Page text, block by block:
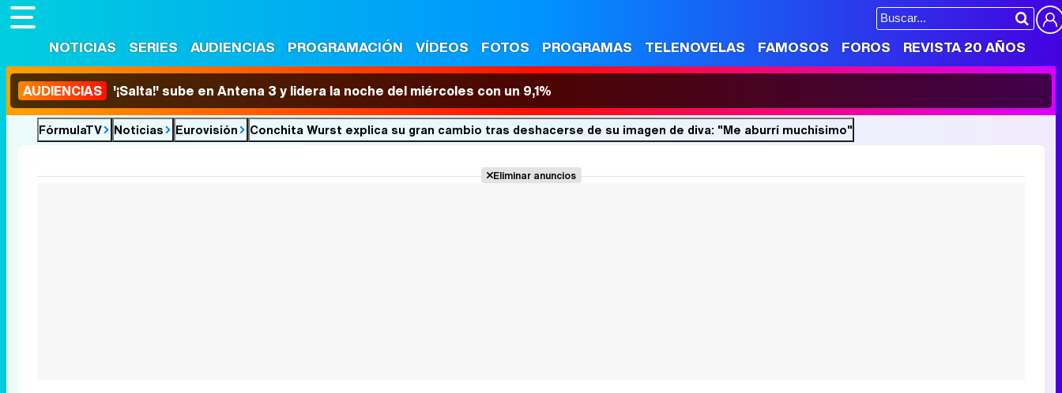
NOTICIAS SERIES AUDIENCIAS PROGRAMACIÓN VÍDEOS FOTOS PROGRAMAS TELENOVELAS FAMOSOS FOROS REVISTA 20 AÑOS
AUDIENCIAS '¡Salta!' sube en Antena 3 y lidera la noche del miércoles con un 9,1%
FórmulaTV Noticias Eurovisión Conchita Wurst explica su gran cambio tras deshacerse de su imagen de diva: "Me aburrí muchísimo"
Eliminar anuncios